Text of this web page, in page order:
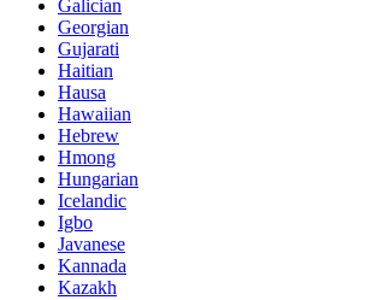
Galician
Georgian
Gujarati
Haitian
Hausa
Hawaiian
Hebrew
Hmong
Hungarian
Icelandic
Igbo
Javanese
Kannada
Kazakh